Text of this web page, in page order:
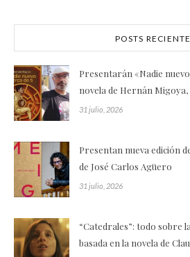
POSTS
Presentarán «Nadie
novela de Hernán Migoya,
31 julio, 2026
Presentan nueva edición
de José Carlos Agüero
31 julio, 2026
“Catedrales”: todo sobre
basada en la novela de